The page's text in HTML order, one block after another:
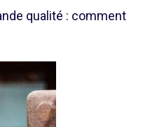
qualité : comment